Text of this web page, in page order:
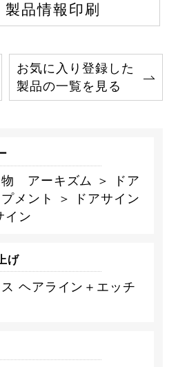
製品情報印刷
お気に入り登録した
製品の一覧を見る
物 アーキズム ＞ ドア
メント ＞ ドアサイン
イン
げ
ヘアライン＋エッチ